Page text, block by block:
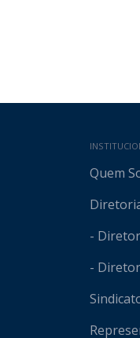
Quem
-
-